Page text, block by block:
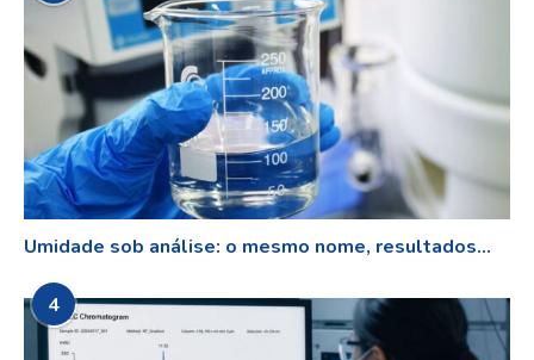
Umidade sob análise: o mesmo nome, resultados...
4